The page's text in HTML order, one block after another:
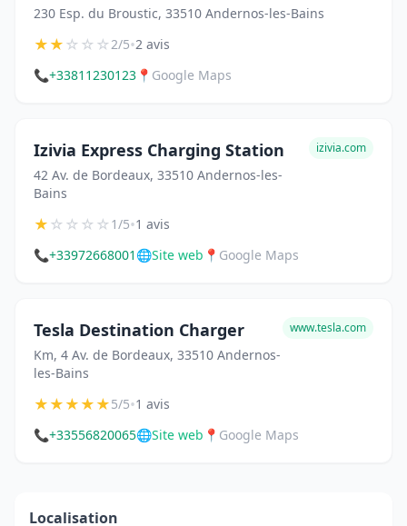
230 Esp. du Broustic, 33510 Andernos-les-Bains
★★☆☆☆2/5•2 avis
📞+33811230123 📍 Google Maps
Izivia Express Charging Station
42 Av. de Bordeaux, 33510 Andernos-les-
Bains
izivia.com
★☆☆☆☆1/5•1 avis
📞+33972668001 🌐Site web 📍 Google Maps
Tesla Destination Charger
Km, 4 Av. de Bordeaux, 33510 Andernos-
les-Bains
www.tesla.com
★★★★★5/5•1 avis
📞+33556820065🌐Site web 📍 Google Maps
Localisation